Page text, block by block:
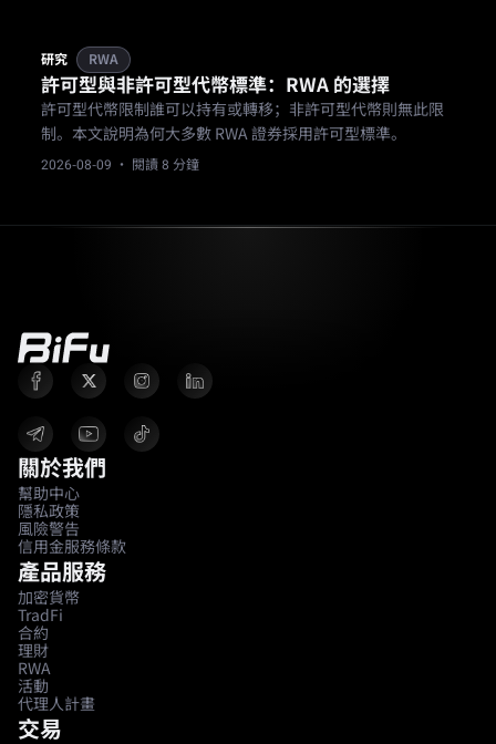
研究 RWA
許可型與非許可型代幣標準：RWA 的選擇
許可型代幣限制誰可以持有或轉移；非許可型代幣則無此限
制。本文說明為何大多數 RWA 證券採用許可型標準。
2026-08-09 · 閱讀 8 分鐘
關於我們
幫助中心
隱私政策
風險警告
信用金服務條款
產品服務
加密貨幣
TradFi
合約
理財
RWA
活動
代理人計畫
交易